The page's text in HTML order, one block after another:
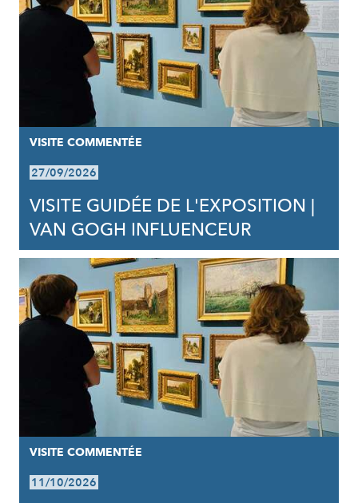
VISITE COMMENTÉE
27/09/2026
VISITE GUIDÉE DE L'EXPOSITION |
VAN GOGH INFLUENCEUR
VISITE COMMENTÉE
11/10/2026